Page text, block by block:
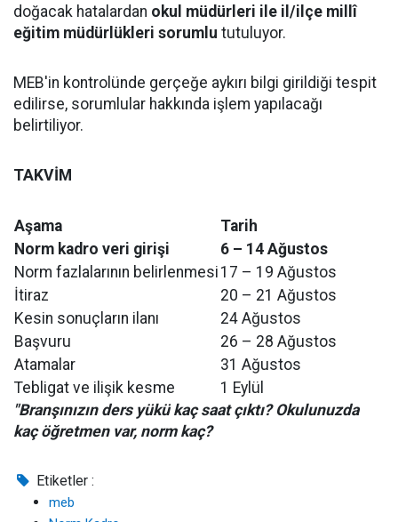
doğacak hatalardan okul müdürleri ile il/ilçe millî
eğitim müdürlükleri sorumlu tutuluyor.
MEB'in kontrolünde gerçeğe aykırı bilgi girildiği tespit
edilirse, sorumlular hakkında işlem yapılacağı
belirtiliyor.
TAKVİM
Aşama
Tarih
Norm kadro veri girişi
6 – 14 Ağustos
Norm fazlalarının belirlenmesi 17 – 19 Ağustos
İtiraz
20 – 21 Ağustos
Kesin sonuçların ilanı
24 Ağustos
Başvuru
26 – 28 Ağustos
Atamalar
31 Ağustos
Tebligat ve ilişik kesme
1 Eylül
"Branşınızın ders yükü kaç saat çıktı? Okulunuzda
kaç öğretmen var, norm kaç?
Etiketler :
meb